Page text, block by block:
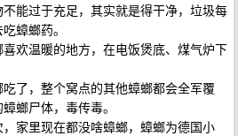
能过于充足，其实就是得干净，垃圾每
蟑螂药。
欢温暖的地方，在电饭煲底、煤气炉下
了，整个窝点的其他蟑螂都会全军覆
螂尸体，毒传毒。
家里现在都没啥蟑螂，蟑螂为德国小